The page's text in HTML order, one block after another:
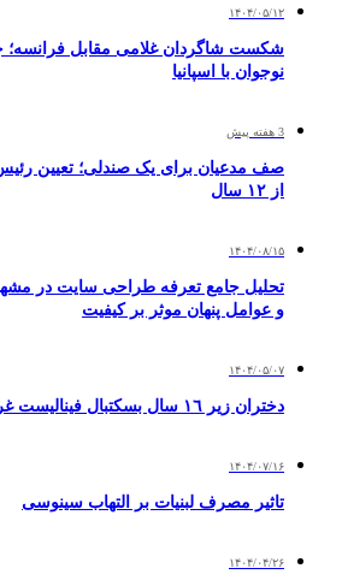
۱۴۰۴/۰۵/۱۲
شکست شاگردان غلامی مقابل فرانسه؛
نوجوان با اسپانیا
3 هفته پیش
صف مدعیان برای یک صندلی؛ تعیین رئیس
از ۱۲ سال
۱۴۰۴/۰۸/۱۵
تحلیل جامع تعرفه طراحی سایت در
و عوامل پنهان موثر بر کیفیت
۱۴۰۴/۰۵/۰۷
دختران زیر ١٦ سال بسکتبال فینالیست غرب آسیا شدند
۱۴۰۴/۰۷/۱۶
تاثیر مصرف لبنیات بر التهاب سینوسی
۱۴۰۴/۰۴/۲۶